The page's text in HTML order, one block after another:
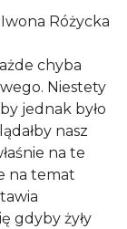
Różycka
chyba
Niestety
jednak było
nasz
na te
na temat
gdyby żyły